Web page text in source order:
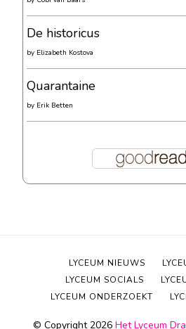
De historicus
by Elizabeth Kostova
Quarantaine
by Erik Betten
© Copyright 2026 Het Lyceum
LYCEUM NIEUWS
LYCEUM SOCIALS
LYCEUM ONDERZOEKT